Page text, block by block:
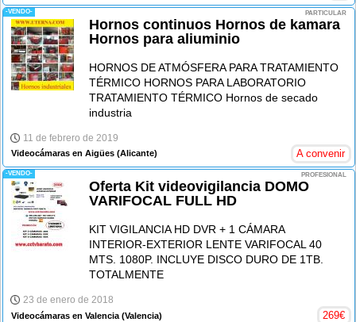
-VENDO- PARTICULAR
Hornos continuos Hornos de kamara
Hornos para aliuminio
HORNOS DE ATMÓSFERA PARA TRATAMIENTO
TÉRMICO HORNOS PARA LABORATORIO
TRATAMIENTO TÉRMICO Hornos de secado
industria
11 de febrero de 2019
Videocámaras en Aigües (Alicante) A convenir
-VENDO- PROFESIONAL
Oferta Kit videovigilancia DOMO
VARIFOCAL FULL HD
KIT VIGILANCIA HD DVR + 1 CÁMARA
INTERIOR-EXTERIOR LENTE VARIFOCAL 40
MTS. 1080P. INCLUYE DISCO DURO DE 1TB.
TOTALMENTE
23 de enero de 2018
Videocámaras en Valencia (Valencia) 269€